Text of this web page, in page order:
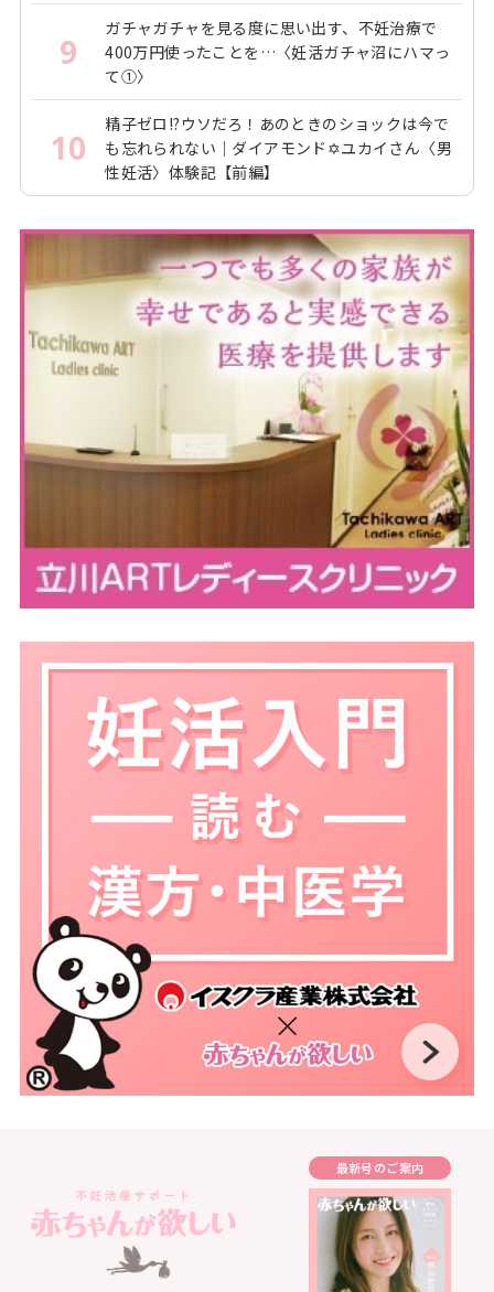
9
ガチャガチャを見る度に思い出す、不妊治療で
400万円使ったことを…〈妊活ガチャ沼にハマっ
て①〉
10
精子ゼロ!?ウソだろ！あのときのショックは今で
も忘れられない｜ダイアモンド✡ユカイさん〈男
性妊活〉体験記【前編】
最新号のご案内